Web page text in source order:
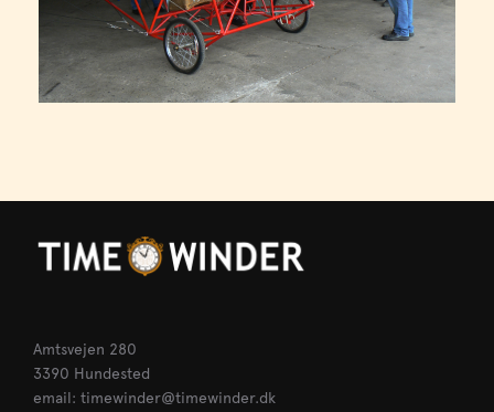
Amtsvejen 280
3390 Hundested
email: timewinder@timewinder.dk